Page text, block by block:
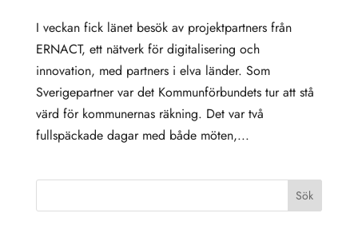
I veckan fick länet besök av projektpartners från
ERNACT, ett nätverk för digitalisering och
innovation, med partners i elva länder. Som
Sverigepartner var det Kommunförbundets tur att stå
värd för kommunernas räkning. Det var två
fullspäckade dagar med både möten,...
Sök